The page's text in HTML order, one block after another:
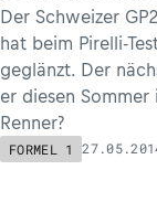
Der Schweizer
hat beim Pirelli-
geglänzt. Der
er diesen Sommer
Renner?
FORMEL 1